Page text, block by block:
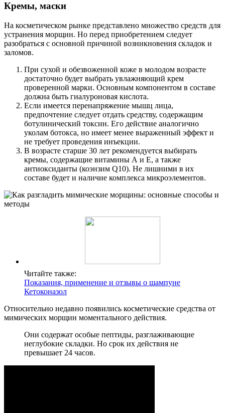
Кремы, маски
На косметическом рынке представлено множество средств для
устранения морщин. Но перед приобретением следует
разобраться с основной причиной возникновения складок и
заломов.
При сухой и обезвоженной коже в молодом возрасте
достаточно будет выбрать увлажняющий крем
проверенной марки. Основным компонентом в составе
должна быть гиалуроновая кислота.
Если имеется перенапряжение мышц лица,
предпочтение следует отдать средству, содержащим
ботулинический токсин. Его действие аналогично
уколам ботокса, но имеет менее выраженный эффект и
не требует проведения инъекции.
В возрасте старше 30 лет рекомендуется выбирать
кремы, содержащие витамины А и Е, а также
антиоксиданты (коэнзим Q10). Не лишними в их
составе будет и наличие комплекса микроэлементов.
Читайте также:
Показания, применение и отзывы о шампуне
Кетоконазол
Относительно недавно появились косметические средства от
мимических морщин моментального действия.
Они содержат особые пептиды, разглаживающие
неглубокие складки. Но срок их действия не
превышает 24 часов.